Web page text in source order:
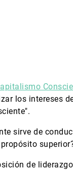
los intereses
sirve de
de liderazgo